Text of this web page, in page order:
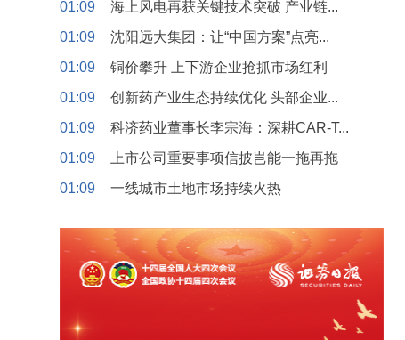
01:09
海上风电再获关键技术突破 产业链...
01:09
沈阳远大集团：让“中国方案”点亮...
01:09
铜价攀升 上下游企业抢抓市场红利
01:09
创新药产业生态持续优化 头部企业...
01:09
科济药业董事长李宗海：深耕CAR-T...
01:09
上市公司重要事项信披岂能一拖再拖
01:09
一线城市土地市场持续火热